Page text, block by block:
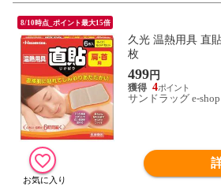
8/10時点_ポイント最大15倍
久光 温熱用具 直
枚
499円
4
サンドラッグ e-shop